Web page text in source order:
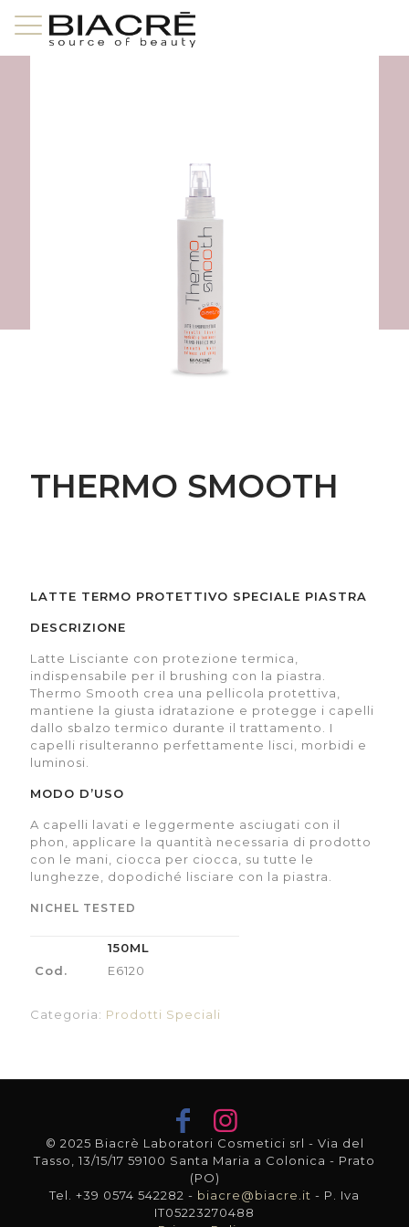
THERMO SMOOTH
LATTE TERMO PROTETTIVO SPECIALE PIASTRA
DESCRIZIONE
Latte Lisciante con protezione termica,
indispensabile per il brushing con la piastra.
Thermo Smooth crea una pellicola protettiva,
mantiene la giusta idratazione e protegge i capelli
dallo sbalzo termico durante il trattamento. I
capelli risulteranno perfettamente lisci, morbidi e
luminosi.
MODO D’USO
A capelli lavati e leggermente asciugati con il
phon, applicare la quantità necessaria di prodotto
con le mani, ciocca per ciocca, su tutte le
lunghezze, dopodiché lisciare con la piastra.
NICHEL TESTED
150ML
Cod.
E6120
Categoria: Prodotti Speciali
© 2025 Biacrè Laboratori Cosmetici srl - Via del
Tasso, 13/15/17 59100 Santa Maria a Colonica - Prato
(PO)
Tel. +39 0574 542282 - biacre@biacre.it - P. Iva
IT05223270488